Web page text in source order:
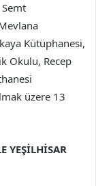
Kütüphanesi,
Okulu, Recep
üzere 13
YEŞİLHİSAR